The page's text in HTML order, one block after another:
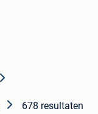
678 resultaten